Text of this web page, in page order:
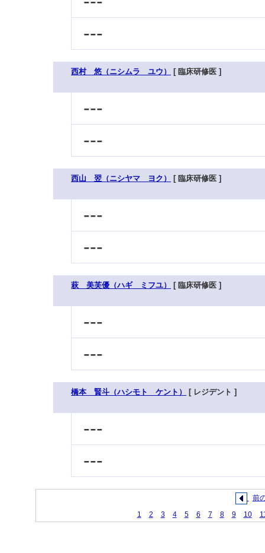
---
西村 悠（ニシムラ ユウ） [ 臨床研修医 ]
---
---
西山 翌（ニシヤマ ヨク） [ 臨床研修医 ]
---
---
萩 美芙優（ハギ ミフユ） [ 臨床研修医 ]
---
---
橋本 賢斗（ハシモト ケント） [ レジデント ]
---
---
前
1
2 3 4 5 6 7 8 9 10